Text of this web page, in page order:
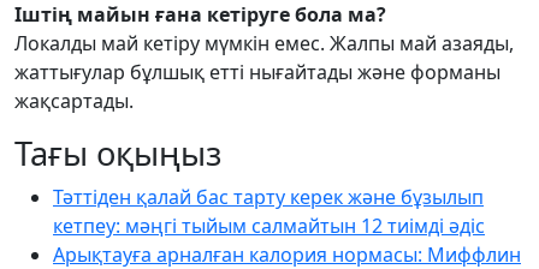
Іштің майын ғана кетіруге бола ма?
Локалды май кетіру мүмкін емес. Жалпы май азаяды,
жаттығулар бұлшық етті нығайтады және форманы
жақсартады.
Тағы оқыңыз
Тәттіден қалай бас тарту керек және бұзылып
кетпеу: мәңгі тыйым салмайтын 12 тиімді әдіс
Арықтауға арналған калория нормасы: Миффлин